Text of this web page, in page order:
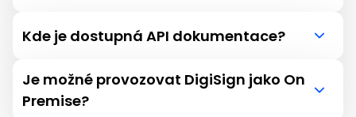
zařídíme.
Kde je dostupná API dokumentace?
najdete v
https://help.digisign.org/cs/articles/9766040-
Je možné provozovat DigiSign jako On
Premise?